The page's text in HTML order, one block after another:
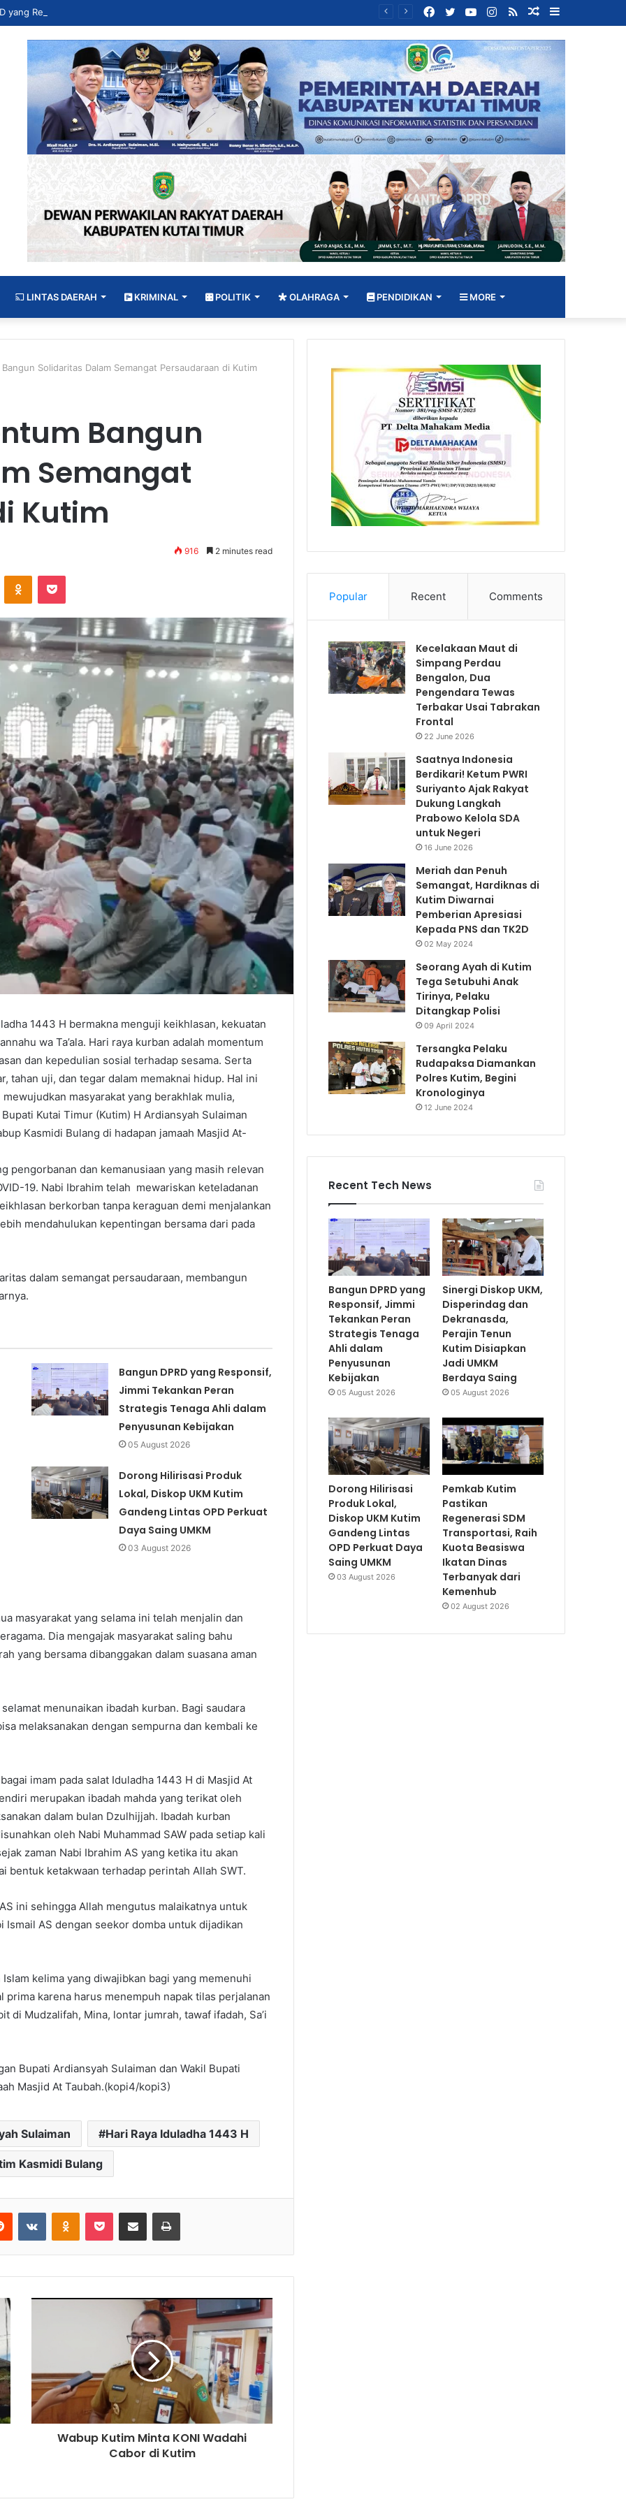
Random
Article
RSS
Instagram
YouTube
Twitter
Facebook
LINTAS DAERAH KRIMINAL POLITIK OLAHRAGA PENDIDIKAN MORE
Solidaritas Dalam Semangat Persaudaraan di Kutim
Bangun
Semangat
Kutim
916 2 minutes read
1443 H bermakna menguji keikhlasan, kekuatan
wa Ta’ala. Hari raya kurban adalah momentum
dan kepedulian sosial terhadap sesama. Serta
tahan uji, dan tegar dalam memaknai hidup. Hal ini
masyarakat yang berakhlak mulia,
Kutai Timur (Kutim) H Ardiansyah Sulaiman
Kasmidi Bulang di hadapan jamaah Masjid At-
pengorbanan dan kemanusiaan yang masih relevan
19. Nabi Ibrahim telah mewariskan keteladanan
berkorban tanpa keraguan demi menjalankan
mendahulukan kepentingan bersama dari pada
dalam semangat persaudaraan, membangun
Bangun DPRD yang Responsif,
Jimmi Tekankan Peran
Strategis Tenaga Ahli dalam
Penyusunan Kebijakan
05 August 2026
Dorong Hilirisasi Produk
Lokal, Diskop UKM Kutim
Gandeng Lintas OPD Perkuat
Daya Saing UMKM
03 August 2026
masyarakat yang selama ini telah menjalin dan
Dia mengajak masyarakat saling bahu
yang bersama dibanggakan dalam suasana aman
menunaikan ibadah kurban. Bagi saudara
melaksanakan dengan sempurna dan kembali ke
imam pada salat Iduladha 1443 H di Masjid At
merupakan ibadah mahda yang terikat oleh
dalam bulan Dzulhijjah. Ibadah kurban
oleh Nabi Muhammad SAW pada setiap kali
zaman Nabi Ibrahim AS yang ketika itu akan
bentuk ketakwaan terhadap perintah Allah SWT.
ini sehingga Allah mengutus malaikatnya untuk
AS dengan seekor domba untuk dijadikan
kelima yang diwajibkan bagi yang memenuhi
karena harus menempuh napak tilas perjalanan
di Mudzalifah, Mina, lontar jumrah, tawaf ifadah, Sa’i
Bupati Ardiansyah Sulaiman dan Wakil Bupati
Masjid At Taubah.(kopi4/kopi3)
Sulaiman Hari Raya Iduladha 1443 H
Kasmidi Bulang
Wabup Kutim Minta KONI Wadahi
Cabor di Kutim
Popular Recent Comments
Kecelakaan Maut di
Simpang Perdau
Bengalon, Dua
Pengendara Tewas
Terbakar Usai Tabrakan
Frontal
22 June 2026
Saatnya Indonesia
Berdikari! Ketum PWRI
Suriyanto Ajak Rakyat
Dukung Langkah
Prabowo Kelola SDA
untuk Negeri
16 June 2026
Meriah dan Penuh
Semangat, Hardiknas di
Kutim Diwarnai
Pemberian Apresiasi
Kepada PNS dan TK2D
02 May 2024
Seorang Ayah di Kutim
Tega Setubuhi Anak
Tirinya, Pelaku
Ditangkap Polisi
09 April 2024
Tersangka Pelaku
Rudapaksa Diamankan
Polres Kutim, Begini
Kronologinya
12 June 2024
Recent Tech News
Bangun DPRD yang
Responsif, Jimmi
Tekankan Peran
Strategis Tenaga
Ahli dalam
Penyusunan
Kebijakan
05 August 2026
Sinergi Diskop UKM,
Disperindag dan
Dekranasda,
Perajin Tenun
Kutim Disiapkan
Jadi UMKM
Berdaya Saing
05 August 2026
Dorong Hilirisasi
Produk Lokal,
Diskop UKM Kutim
Gandeng Lintas
OPD Perkuat Daya
Saing UMKM
03 August 2026
Pemkab Kutim
Pastikan
Regenerasi SDM
Transportasi, Raih
Kuota Beasiswa
Ikatan Dinas
Terbanyak dari
Kemenhub
02 August 2026